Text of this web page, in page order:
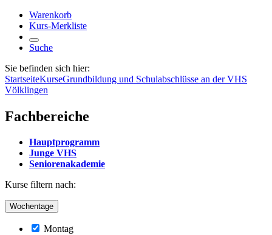
Warenkorb
Kurs-Merkliste
Suche
Sie befinden sich hier:
StartseiteKurseGrundbildung und Schulabschlüsse an der VHS
Völklingen
Fachbereiche
Hauptprogramm
Junge VHS
Seniorenakademie
Kurse filtern nach:
Wochentage
Montag